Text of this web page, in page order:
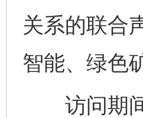
关系的联合
智能、绿色
访问期间